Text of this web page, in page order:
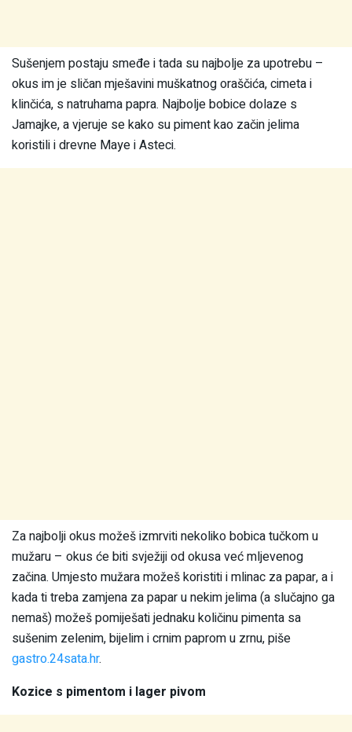
Sušenjem postaju smeđe i tada su najbolje za upotrebu –
okus im je sličan mješavini muškatnog oraščića, cimeta i
klinčića, s natruhama papra. Najbolje bobice dolaze s
Jamajke, a vjeruje se kako su piment kao začin jelima
koristili i drevne Maye i Asteci.
Za najbolji okus možeš izmrviti nekoliko bobica tučkom u
mužaru – okus će biti svježiji od okusa već mljevenog
začina. Umjesto mužara možeš koristiti i mlinac za papar, a i
kada ti treba zamjena za papar u nekim jelima (a slučajno ga
nemaš) možeš pomiješati jednaku količinu pimenta sa
sušenim zelenim, bijelim i crnim paprom u zrnu, piše
gastro.24sata.hr.
Kozice s pimentom i lager pivom